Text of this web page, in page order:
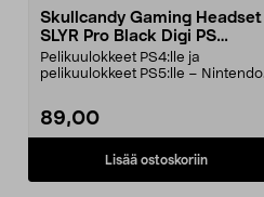
Skullcandy Gaming Headset
SLYR Pro Black Digi PS
Pelikuulokkeet
Pelikuulokkeet PS4:lle ja
pelikuulokkeet PS5:lle – Nintendo
89,00
Lisää ostoskoriin